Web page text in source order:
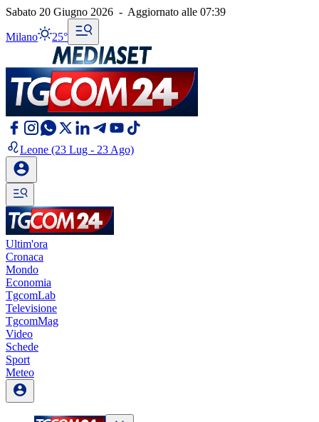
Sabato 20 Giugno 2026 - Aggiornato alle 07:39
Milano 25°
Leone (23 Lug - 23 Ago)
Ultim'ora
Cronaca
Mondo
Economia
TgcomLab
Televisione
TgcomMag
Video
Schede
Sport
Meteo